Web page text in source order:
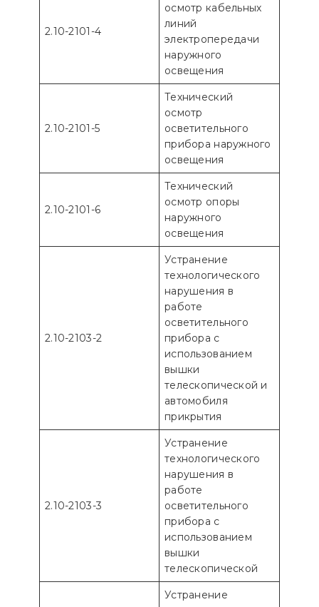
2.10-2101-4
осмотр кабельных
линий
электропередачи
наружного
освещения
2.10-2101-5
Технический
осмотр
осветительного
прибора наружного
освещения
2.10-2101-6
Технический
осмотр опоры
наружного
освещения
2.10-2103-2
Устранение
технологического
нарушения в
работе
осветительного
прибора с
использованием
вышки
телескопической и
автомобиля
прикрытия
2.10-2103-3
Устранение
технологического
нарушения в
работе
осветительного
прибора с
использованием
вышки
телескопической
Устранение